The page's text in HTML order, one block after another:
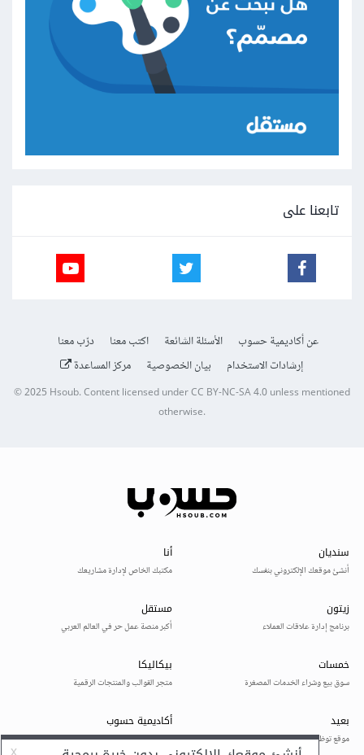
تابعنا على
عن أكاديمية حسوب الأسئلة الشائعة اكتب معنا
درّب معنا
إرشادات الاستخدام
بيان الخصوصية مركز المساعدة
© 2025Hsoub.Content licensed underCC BY-NC-SA 4.0unless mentioned
otherwise.